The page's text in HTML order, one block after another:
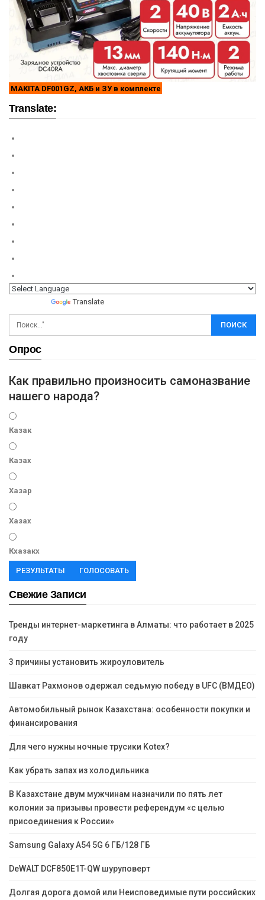
MAKITA DF001GZ, АКБ и ЗУ в комплекте
Translate:
Translate
Опрос
Как правильно произносить самоназвание
нашего народа?
Казак
Казах
Хазар
Хазах
Кхазакх
РЕЗУЛЬТАТЫ ГОЛОСОВАТЬ
Свежие Записи
Тренды интернет-маркетинга в Алматы: что работает в 2025
году
3 причины установить жироуловитель
Шавкат Рахмонов одержал седьмую победу в UFC (ВМДЕО)
Автомобильный рынок Казахстана: особенности покупки и
финансирования
Для чего нужны ночные трусики Kotex?
Как убрать запах из холодильника
В Казахстане двум мужчинам назначили по пять лет
колонии за призывы провести референдум «с целью
присоединения к России»
Samsung Galaxy A54 5G 6 ГБ/128 ГБ
DeWALT DCF850E1T-QW шуруповерт
Долгая дорога домой или Неисповедимые пути российских